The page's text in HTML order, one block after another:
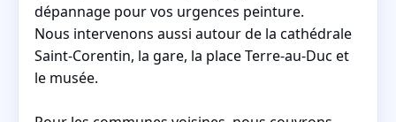
dépannage pour vos urgences peinture.
Nous intervenons aussi autour de la cathédrale
Saint-Corentin, la gare, la place Terre-au-Duc et
le musée.